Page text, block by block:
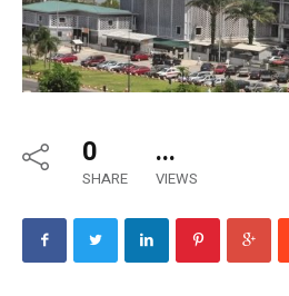
0
SHARE
...
VIEWS